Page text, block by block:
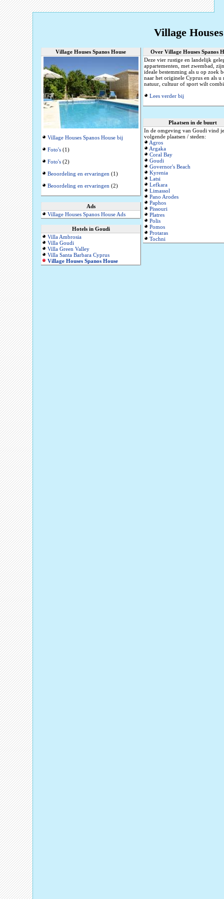
Village
Village Houses Spanos House
Village Houses Spanos House bij
Foto's (1)
Foto's (2)
Beoordeling en ervaringen (1)
Beoordeling en ervaringen (2)
Ads
Village Houses Spanos House Ads
Hotels in Goudi
Villa Ambrosia
Villa Goudi
Villa Green Valley
Villa Santa Barbara Cyprus
Village Houses Spanos House
Over Village Houses Spanos
Deze vier rustige en landelijk
appartementen, met zwembad,
ideale bestemming als u op zoek
naar het originele Cyprus en als u
natuur, cultuur of sport wilt
Lees verder bij
Plaatsen in de buurt
In de omgeving van Goudi vind
volgende plaatsen / steden:
Agros
Argaka
Coral Bay
Goudi
Governor's Beach
Kyrenia
Latsi
Lefkara
Limassol
Pano Arodes
Paphos
Pissouri
Platres
Polis
Pomos
Protaras
Tochni